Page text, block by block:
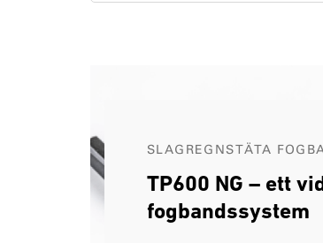
SLAGREGNSTÄTA
TP600 NG – ett
fogbandssystem